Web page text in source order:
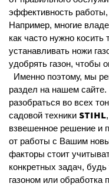
эффективность работы,
Например, многие
как часто нужно
устанавливать ножи
удобрять газон, чтобы
Именно поэтому, мы
раздел на нашем
разобраться во всех
садовой техники STIHL
взвешенное решение и
от работы с Вашим
факторы стоит
конкретных задач,
газоном или